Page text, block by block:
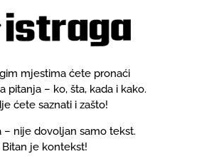
mjestima ćete pronaći
pitanja – ko, šta, kada i kako.
ćete saznati i zašto!
– nije dovoljan samo tekst.
Bitan je kontekst!